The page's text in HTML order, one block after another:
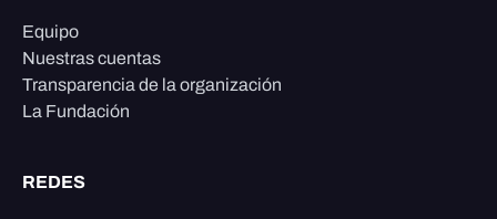
Equipo
Nuestras cuentas
Transparencia de la organización
La Fundación
REDES